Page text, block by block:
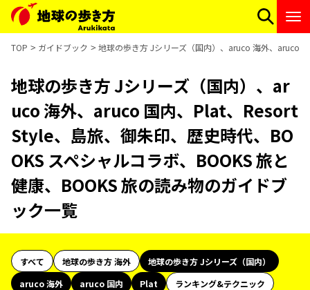
TOP ガイドブック 地球の歩き方 Jシリーズ（国内）、aruco 海外、aruco
地球の歩き方 Jシリーズ（国内）、ar
uco 海外、aruco 国内、Plat、Resort
Style、島旅、御朱印、歴史時代、BO
OKS スペシャルコラボ、BOOKS 旅と
健康、BOOKS 旅の読み物のガイドブ
ック一覧
すべて 地球の歩き方 海外
地球の歩き方 Jシリーズ（国内）
aruco 海外
aruco 国内 Plat
ランキング&テクニック